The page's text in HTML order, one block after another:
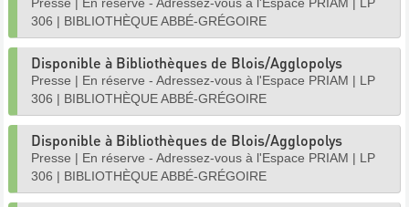
306 | BIBLIOTHÈQUE ABBÉ-GRÉGOIRE
Disponible à Bibliothèques de Blois/Agglopolys
Presse | En réserve - Adressez-vous à l'Espace PRIAM | LP
306 | BIBLIOTHÈQUE ABBÉ-GRÉGOIRE
Disponible à Bibliothèques de Blois/Agglopolys
Presse | En réserve - Adressez-vous à l'Espace PRIAM | LP
306 | BIBLIOTHÈQUE ABBÉ-GRÉGOIRE